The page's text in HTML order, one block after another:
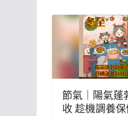
節氣｜陽氣蓬
收 趁機調養